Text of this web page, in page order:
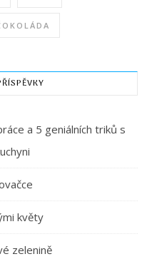
a 5 geniálních triků s
květy
zelenině